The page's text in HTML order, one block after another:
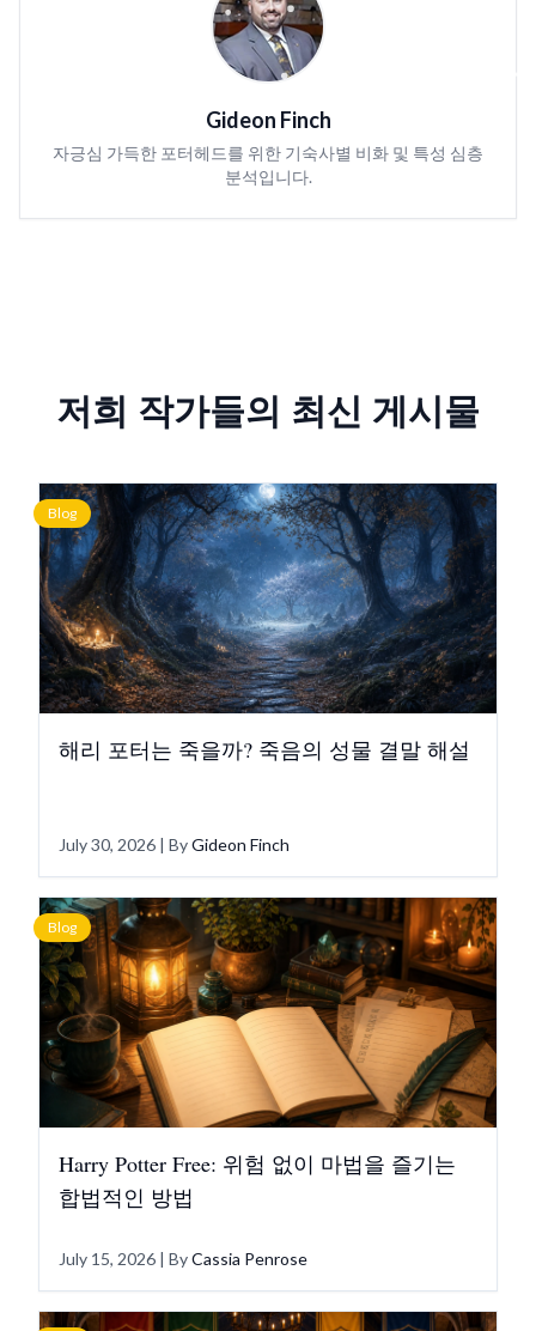
Gideon Finch
자긍심 가득한 포터헤드를 위한 기숙사별 비화 및 특성 심층
분석입니다.
저희 작가들의 최신 게시물
Blog
해리 포터는 죽을까? 죽음의 성물 결말 해설
July 30, 2026 | ByGideon Finch
Blog
Harry Potter Free: 위험 없이 마법을 즐기는
합법적인 방법
July 15, 2026 | ByCassia Penrose